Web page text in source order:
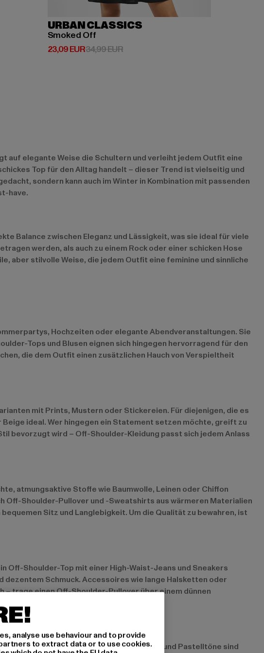
URBAN CLASSICS
Smoked Off
23,09 EUR
Derzeitiger Preis: 23,09 EUR
34,99 EURAktionspreis: 34,99 EUR
elegante Weise die Schultern und verleiht jedem Outfit eine
Top für den Alltag handelt – dieser Trend ist vielseitig und
sondern kann auch im Winter in Kombination mit passenden
have.
Balance zwischen Eleganz und Lässigkeit, was sie ideal für viele
werden, als auch zu einem Rock oder einer schicken Hose
aber stilvolle Weise, die jedem Outfit eine feminine und sinnliche
Hochzeiten oder elegante Abendveranstaltungen. Sie
Tops und Blusen eignen sich hingegen hervorragend für den
die dem Outfit einen zusätzlichen Hauch von Verspieltheit
mit Prints, Mustern oder Stickereien. Für diejenigen, die es
ideal. Wer hingegen ein Statement setzen möchte, greift zu
bevorzugt wird – Off-Shoulder-Kleidung passt sich jedem Anlass
atmungsaktive Stoffe wie Baumwolle, Leinen oder Chiffon
Off-Shoulder-Pullover und -Sweatshirts aus wärmeren Materialien
Sitz und Langlebigkeit. Um die Qualität zu bewahren, ist
Off-Shoulder-Top mit einer High-Waist-Jeans und Sneakers
Schmuck. Accessoires wie lange Halsketten oder
– trage einen Off-Shoulder-Pullover über einem dünnen
Mode. Farben wie Beige, Sand, Oliv und Pastelltöne sind
analyse use behaviour and to provide
to extract data or to use cookies.